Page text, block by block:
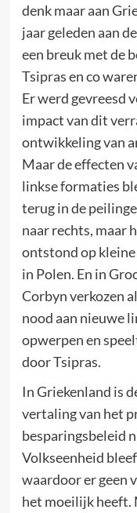
denk maar aan
jaar geleden aan
een breuk met de
Tsipras en co
Er werd gevreesd
impact van dit
ontwikkeling van
Maar de effecten
linkse formaties
terug in de
naar rechts, maar
ontstond op
in Polen. En in
Corbyn verkozen
nood aan nieuwe
opwerpen en
door Tsipras.
In Griekenland is
vertaling van het
besparingsbeleid
Volkseenheid
waardoor er geen
het moeilijk heeft.